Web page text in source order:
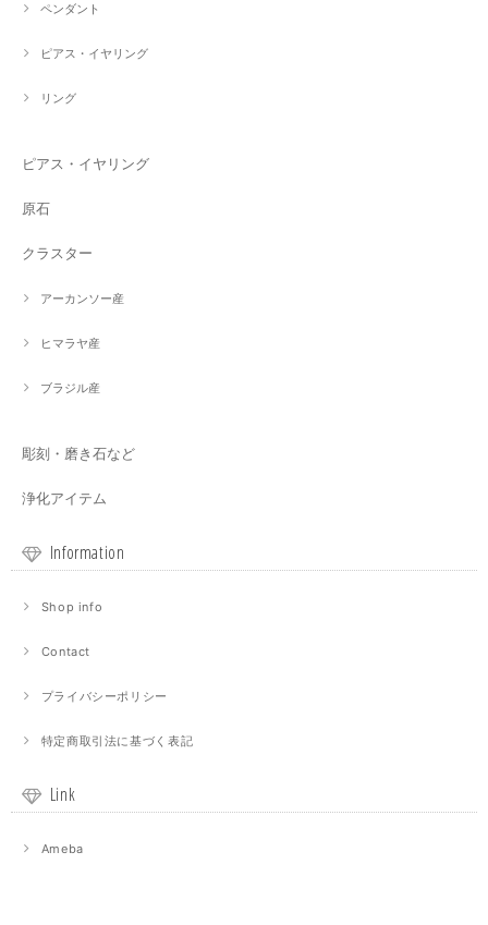
ペンダント
ピアス・イヤリング
リング
ピアス・イヤリング
原石
クラスター
アーカンソー産
ヒマラヤ産
ブラジル産
彫刻・磨き石など
浄化アイテム
Information
Shop info
Contact
プライバシーポリシー
特定商取引法に基づく表記
Link
Ameba